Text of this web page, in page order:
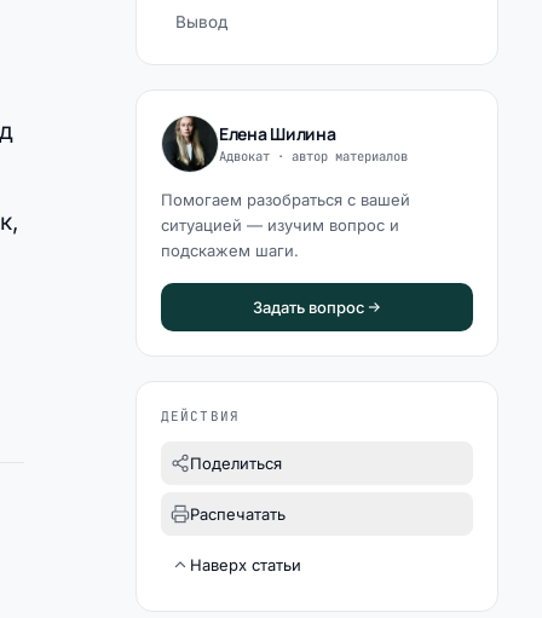
Вывод
Елена Шилина
Адвокат · автор материалов
Помогаем разобраться с вашей
ситуацией — изучим вопрос и
подскажем шаги.
Задать вопрос
ДЕЙСТВИЯ
Поделиться
Распечатать
Наверх статьи